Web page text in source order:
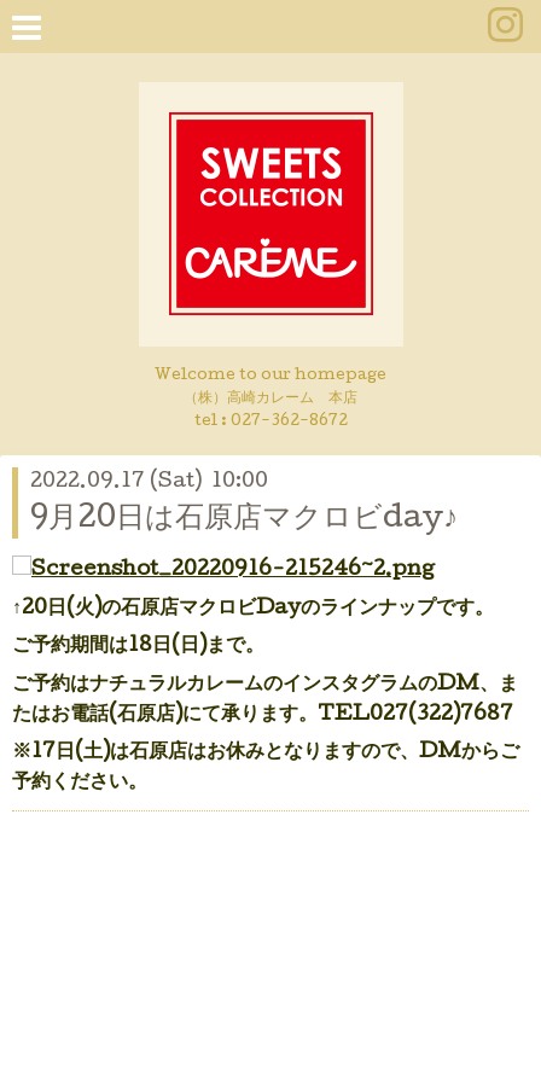
Welcome to our homepage
（株）高崎カレーム 本店
tel : 027-362-8672
2022.09.17 (Sat) 10:00
9月20日は石原店マクロビday♪
↑20日(火)の石原店マクロビDayのラインナップです。
ご予約期間は18日(日)まで。
ご予約はナチュラルカレームのインスタグラムのDM、ま
たはお電話(石原店)にて承ります。TEL027(322)7687
※17日(土)は石原店はお休みとなりますので、DMからご
予約ください。